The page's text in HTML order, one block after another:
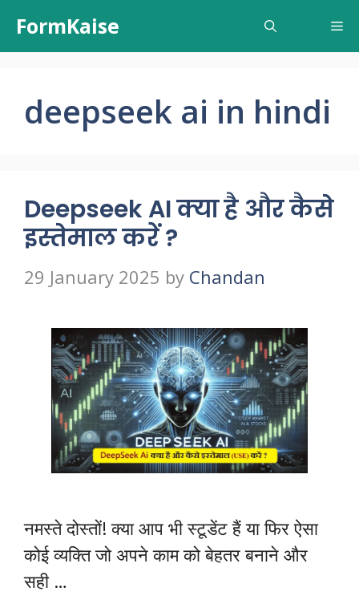
FormKaise
deepseek ai in hindi
Deepseek AI क्या है और कैसे
इस्तेमाल करें ?
29 January 2025 by Chandan
नमस्ते दोस्तों! क्या आप भी स्टूडेंट हैं या फिर ऐसा
कोई व्यक्ति जो अपने काम को बेहतर बनाने और
सही …